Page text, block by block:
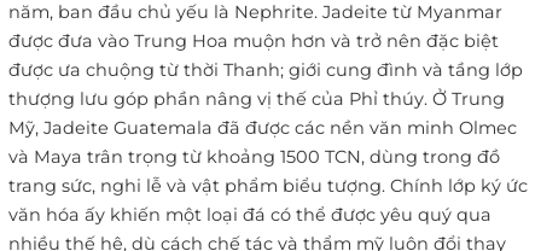
năm, ban đầu chủ yếu là Nephrite. Jadeite từ Myanmar
được đưa vào Trung Hoa muộn hơn và trở nên đặc biệt
được ưa chuộng từ thời Thanh; giới cung đình và tầng lớp
thượng lưu góp phần nâng vị thế của Phỉ thúy. Ở Trung
Mỹ, Jadeite Guatemala đã được các nền văn minh Olmec
và Maya trân trọng từ khoảng 1500 TCN, dùng trong đồ
trang sức, nghi lễ và vật phẩm biểu tượng. Chính lớp ký ức
văn hóa ấy khiến một loại đá có thể được yêu quý qua
nhiều thế hệ, dù cách chế tác và thẩm mỹ luôn đổi thay